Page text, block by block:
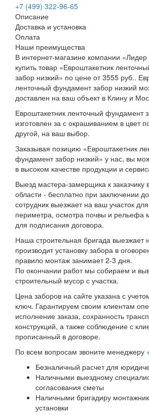
+7 (499) 322-96-65
Описание
Доставка и установка
Оплата
Наши преимущества
В интернет-магазине компании
купить товар «Евроштакетник
забор низкий» по цене от 3555 руб..
ленточный фундамент забор низкий
доставлен на ваш объект в Клину и
Евроштакетник ленточный фундамент
изготовлен за с окрашиванием в цвет
другой, на ваш выбор.
Заказывая позицию «Евроштакетник
фундамент забор низкий» у нас, вы
в высоком качестве продукции и
Выезд мастера-замерщика к заказчику
области - бесплатно при заключении
сотрудник выезжает на ваш участок
периметра, осмотра почвы и рельефа
для подписания договора.
Наша строительная бригада выезжает
производит установку забора в
правило монтаж занимает 2-3 дня.
По окончании работ мы собираем и
строительный мусор с участка.
Цена заборов на сайте указана с
ключ. Гарантируем своим клиентам
исполнение заказа, сохранность
конструкций, а также соблюдение с
прописанный в договоре.
По всем вопросам звоните менеджеру
Безналичный расчет для
Наличными выездному
согласования сметы
Наличными бригадиру
установки